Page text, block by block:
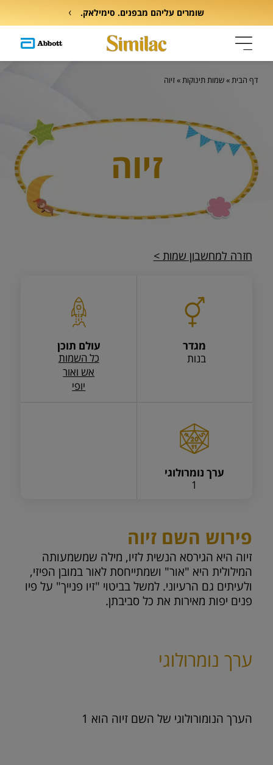
שומרים עליהם מבפנים. סימילאק.
זיוה
דף הבית»שמות תינוקות»זיוה
חזרה למחשבון שמות >
מגדר
בנות
עולם תוכן
כל השמות
אש ואור
יופי
ערך נומרולוגי
1
פירוש השם זיוה
זיוה היא הגירסא הנשית לזיו, מילה שמשמעותה
המילולית היא "אור" ושמתייחסת לאור במובן הפיזי,
ולעיתים גם הרעיוני. למשל בביטוי "זיו פנייך" על פיו
פנים יפות מאירות את כל סביבתן.
ערך נומרולוגי
הערך הנומורולוגי של השם זיוה הוא 1